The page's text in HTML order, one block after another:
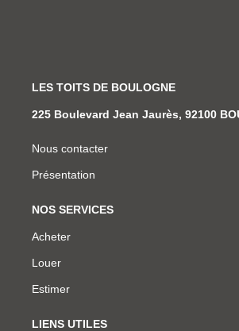
LES TOITS DE BOULOGNE
225 Boulevard Jean Jaurès, 92100
Nous contacter
Présentation
NOS SERVICES
Acheter
Louer
Estimer
LIENS UTILES